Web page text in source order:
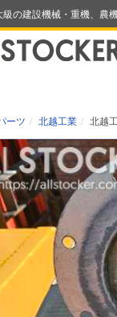
級の建設機械・重機、農
ーツ 北越工業 北越